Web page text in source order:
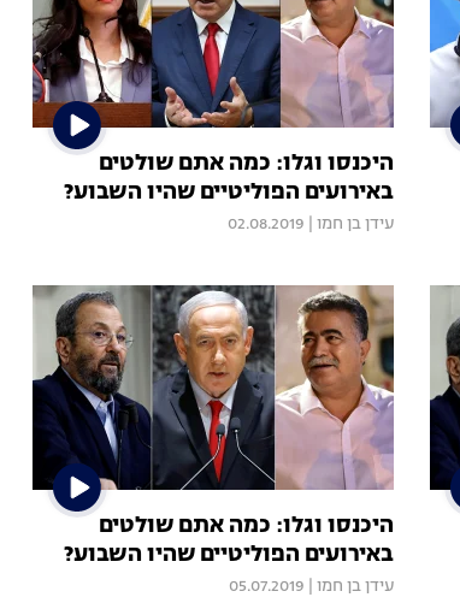
היכנסו וגלו: כמה אתם שולטים
באירועים הפוליטיים שהיו השבוע?
עידן בן חמו 02.08.2019
היכנסו וגלו: כמה אתם שולטים
באירועים הפוליטיים שהיו השבוע?
עידן בן חמו 05.07.2019